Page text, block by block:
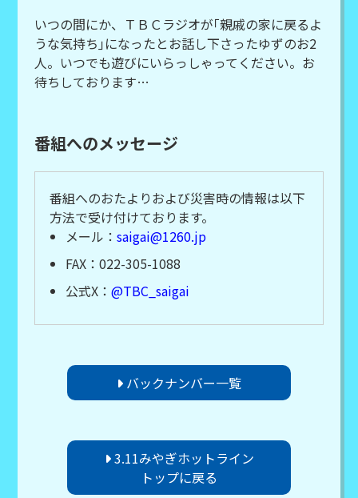
いつの間にか、ＴＢＣラジオが｢親戚の家に戻るよ
うな気持ち｣になったとお話し下さったゆずのお2
人。いつでも遊びにいらっしゃってください。お
待ちしております…
番組へのメッセージ
番組へのおたよりおよび災害時の情報は以下
方法で受け付けております。
メール： saigai@1260.jp
FAX：022-305-1088
公式X： @TBC_saigai
バックナンバー一覧
3.11みやぎホットライン
トップに戻る